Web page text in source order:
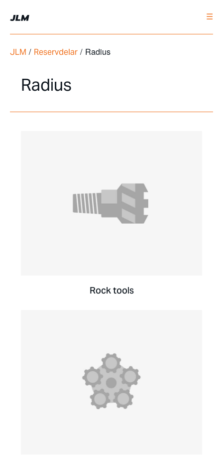
☰
JLM / Reservdelar/ Radius
Radius
Rock tools